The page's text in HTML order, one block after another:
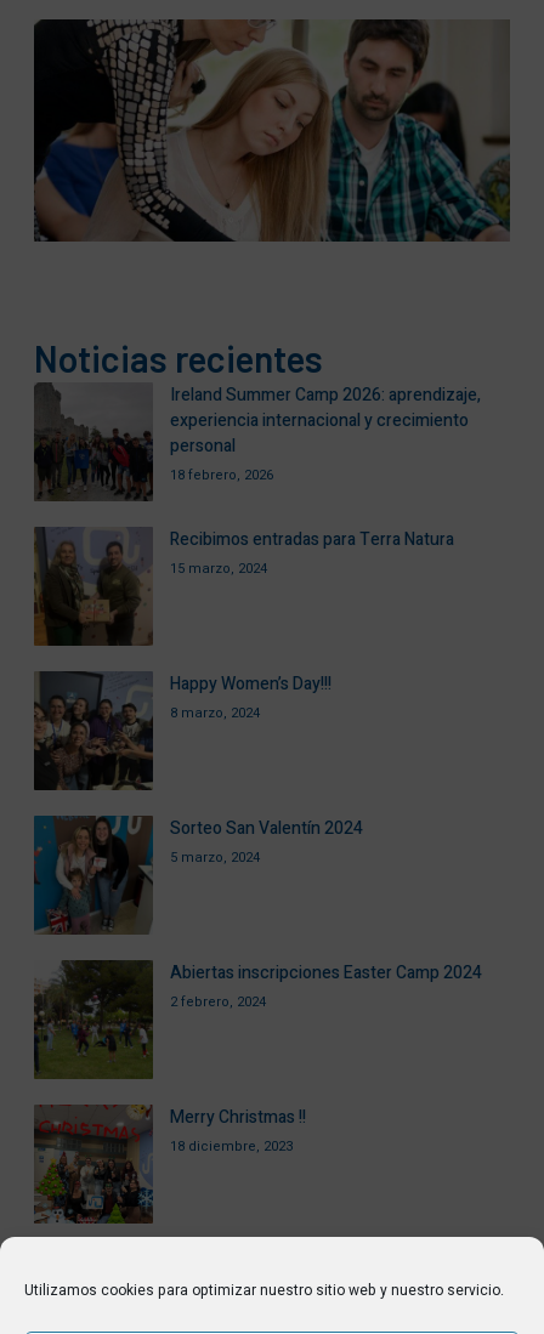
Utilizamos cookies para optimizar nuestro sitio web y nuestro servicio.
Noticias recientes
Ireland Summer Camp 2026: aprendizaje,
experiencia internacional y crecimiento
personal
18 febrero, 2026
Recibimos entradas para Terra Natura
15 marzo, 2024
Happy Women’s Day!!!
8 marzo, 2024
Sorteo San Valentín 2024
5 marzo, 2024
Abiertas inscripciones Easter Camp 2024
2 febrero, 2024
Merry Christmas !!
18 diciembre, 2023